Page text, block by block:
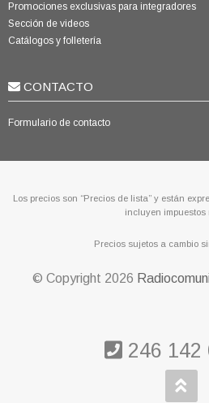
Promociones exclusivas para integradores
Sección de videos
Catálogos y folletería
CONTACTO
Formulario de contacto
Los precios son “Precios de lista” y están
incluyen impuestos
Precios sujetos a cambio
© Copyright 2026
246 142